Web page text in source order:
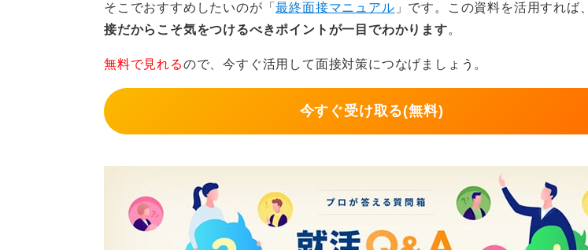
そこでおすすめしたいのが「最終面接マニュアル 」です。この資料を活用すれば、
接だからこそ気をつけるべきポイントが一目でわかります。
無料で見れるので、今すぐ活用して面接対策につなげましょう。
今すぐ受け取る(無料)